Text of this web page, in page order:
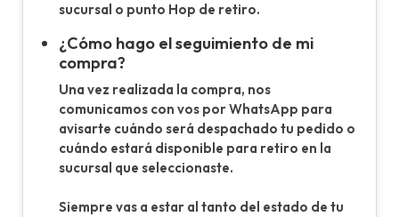
sucursal o punto Hop de retiro.
¿Cómo hago el seguimiento de mi
compra?
Una vez realizada la compra, nos
comunicamos con vos por WhatsApp para
avisarte cuándo será despachado tu pedido o
cuándo estará disponible para retiro en la
sucursal que seleccionaste.
Siempre vas a estar al tanto del estado de tu